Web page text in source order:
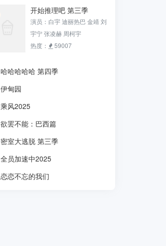
开始推理吧 第三季
演员：白宇 迪丽热巴 金靖 刘
宇宁 张凌赫 周柯宇
热度：
59007
哈哈哈哈哈 第四季
伊甸园
乘风2025
欲罢不能：巴西篇
密室大逃脱 第三季
全员加速中2025
恋恋不忘的我们